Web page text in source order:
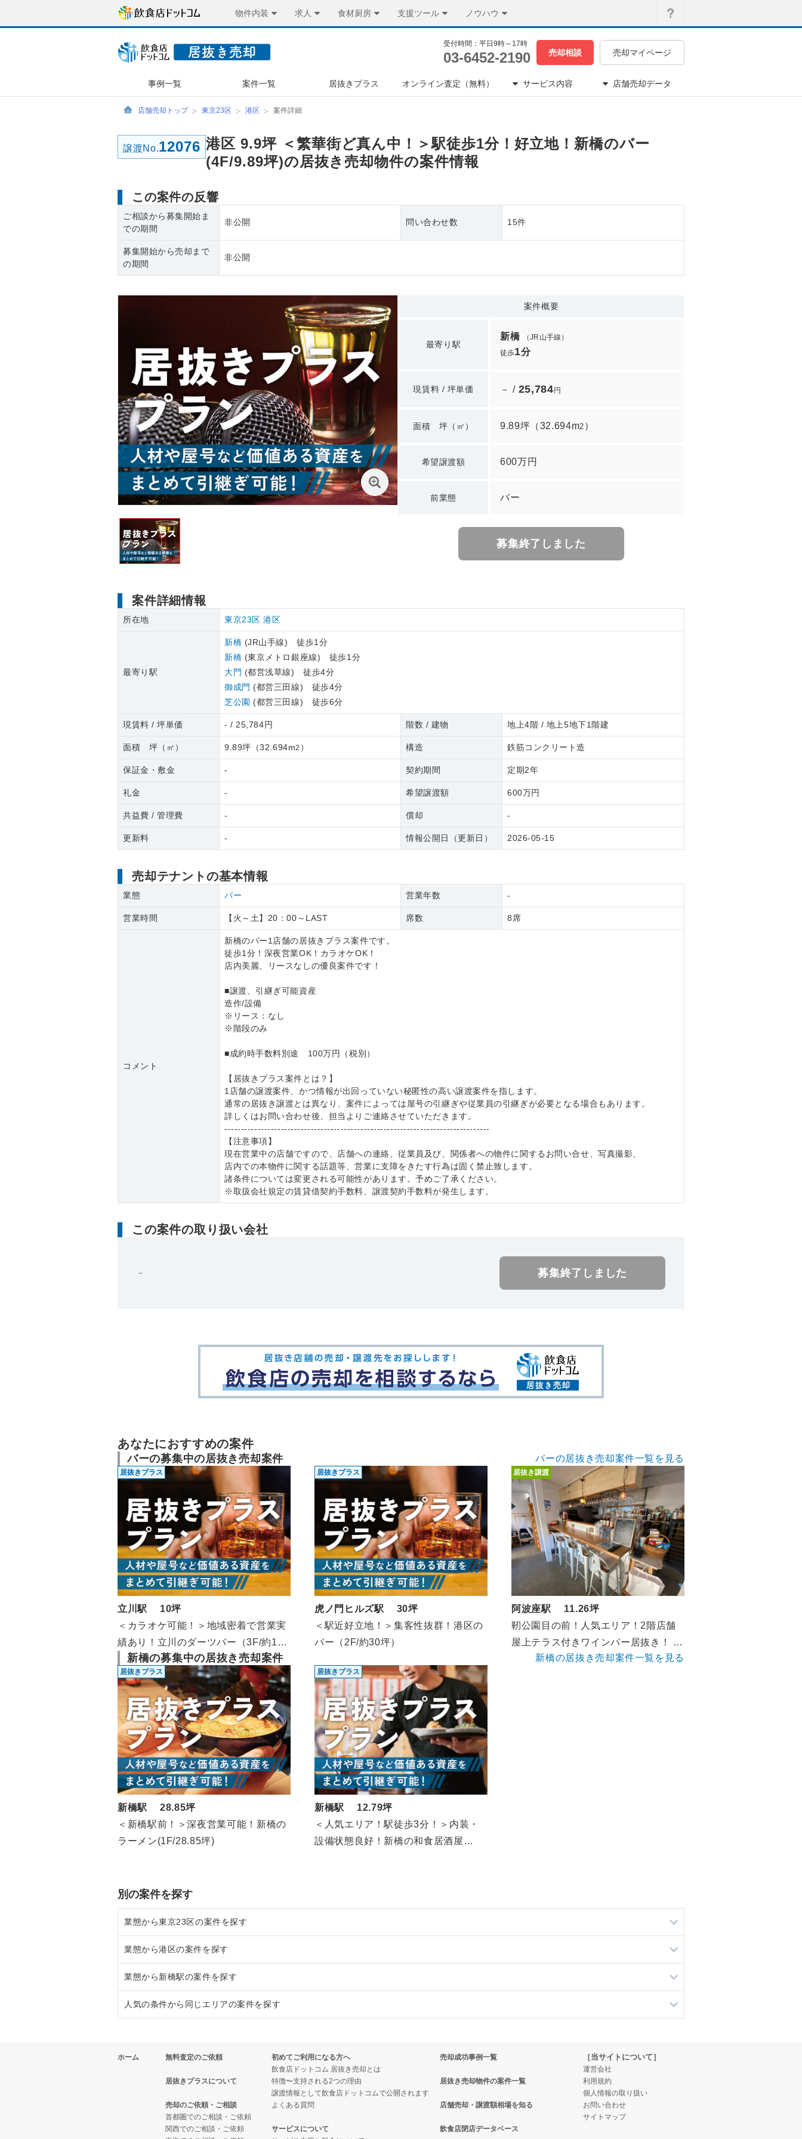
物件内装 求人 食材厨房 支援ツール ノウハウ
受付時間：平日9時～17時
03-6452-2190 売却相談 売却マイページ
事例一覧 案件一覧 居抜きプラス オンライン査定（無料） サービス内容 店舗売却データ
店舗売却トップ 東京23区 港区 案件詳細
譲渡No.12076 港区 9.9坪 ＜繁華街ど真ん中！＞駅徒歩1分！好立地！新橋のバー
(4F/9.89坪)の居抜き売却物件の案件情報
この案件の反響
ご相談から募集開始ま
での期間
非公開 問い合わせ数 15件
募集開始から売却まで
の期間
非公開
案件概要
最寄り駅
新橋
（JR山手線）
徒歩1分
現賃料 / 坪単価 － / 25,784 円
面積 坪（㎡） 9.89坪 （32.694m2 ）
希望譲渡額 600万円
前業態 バー
募集終了しました
案件詳細情報
所在地 東京23区 港区
最寄り駅
新橋 (JR山手線) 徒歩1分
新橋 (東京メトロ銀座線) 徒歩1分
大門 (都営浅草線) 徒歩4分
御成門 (都営三田線) 徒歩4分
芝公園 (都営三田線) 徒歩6分
現賃料 / 坪単価 - / 25,784円 階数 / 建物 地上4階 / 地上5地下1階建
面積 坪（㎡） 9.89坪 （32.694m2 ） 構造 鉄筋コンクリート造
保証金・敷金 - 契約期間 定期2年
礼金 - 希望譲渡額 600万円
共益費 / 管理費 - 償却 -
更新料 - 情報公開日（更新日） 2026-05-15
売却テナントの基本情報
業態 バー 営業年数 -
営業時間 【火～土】20：00～LAST 席数 8席
コメント
新橋のバー1店舗の居抜きプラス案件です。
徒歩1分！深夜営業OK！カラオケOK！
店内美麗、リースなしの優良案件です！
■譲渡、引継ぎ可能資産
造作/設備
※リース：なし
※階段のみ
■成約時手数料別途 100万円（税別）
【居抜きプラス案件とは？】
1店舗の譲渡案件、かつ情報が出回っていない秘匿性の高い譲渡案件を指します。
通常の居抜き譲渡とは異なり、案件によっては屋号の引継ぎや従業員の引継ぎが必要となる場合もあります。
詳しくはお問い合わせ後、担当よりご連絡させていただきます。
--------------------------------------------------------------------------------
【注意事項】
現在営業中の店舗ですので、店舗への連絡、従業員及び、関係者への物件に関するお問い合せ、写真撮影、
店内での本物件に関する話題等、営業に支障をきたす行為は固く禁止致します。
諸条件については変更される可能性があります。予めご了承ください。
※取扱会社規定の賃貸借契約手数料、譲渡契約手数料が発生します。
この案件の取り扱い会社
－ 募集終了しました
あなたにおすすめの案件
バーの募集中の居抜き売却案件 バーの居抜き売却案件一覧を見る
居抜きプラス
立川駅 10坪
＜カラオケ可能！＞地域密着で営業実
績あり！立川のダーツバー（3F/約10
坪）
居抜きプラス
虎ノ門ヒルズ駅 30坪
＜駅近好立地！＞集客性抜群！港区の
バー（2F/約30坪）
居抜き譲渡
阿波座駅 11.26坪
靭公園目の前！人気エリア！2階店舗
屋上テラス付きワインバー居抜き！ 飲
食相談可能！！
新橋の募集中の居抜き売却案件 新橋の居抜き売却案件一覧を見る
居抜きプラス
新橋駅 28.85坪
＜新橋駅前！＞深夜営業可能！新橋の
ラーメン(1F/28.85坪)
居抜きプラス
新橋駅 12.79坪
＜人気エリア！駅徒歩3分！＞内装・
設備状態良好！新橋の和食居酒屋
別の案件を探す
業態から東京23区の案件を探す
東京23区のラーメンの居抜き売却物件の案件一覧
東京23区のフランス料理の居抜き売却物件の案件一覧
東京23区のイタリア料理の居抜き売却物件の案件一覧
東京23区のそば・うどんの居抜き売却物件の案件一覧
東京23区の寿司の居抜き売却物件の案件一覧
東京23区の焼肉の居抜き売却物件の案件一覧
業態から港区の案件を探す
港区のラーメンの居抜き売却物件の案件一覧
港区のフランス料理の居抜き売却物件の案件一覧
港区の中華の居抜き売却物件の案件一覧
港区のそば・うどんの居抜き売却物件の案件一覧
港区の寿司の居抜き売却物件の案件一覧
業態から新橋駅の案件を探す
新橋駅のラーメンの居抜き売却物件の案件一覧
新橋駅のイタリア料理の居抜き売却物件の案件一覧
新橋駅の中華の居抜き売却物件の案件一覧
新橋駅のそば・うどんの居抜き売却物件の案件一覧
人気の条件から同じエリアの案件を探す
港区の10坪以下の飲食店の居抜き売却物件の案件一覧
新橋駅の10坪以下の飲食店の居抜き売却物件の案件一覧
東京23区の10坪以下のバーの居抜き売却物件の案件一覧
ホーム 無料査定のご依頼
居抜きプラスについて
売却のご依頼・ご相談
首都圏でのご相談・ご依頼
関西でのご相談・ご依頼
初めてご利用になる方へ
飲食店ドットコム 居抜き売却とは
特徴〜支持される2つの理由
譲渡情報として飲食店ドットコムで公開されます
よくある質問
サービスについて
売却成功事例一覧
居抜き売却物件の案件一覧
店舗売却・譲渡額相場を知る
飲食店閉店データベース
［当サイトについて］
運営会社
利用規約
個人情報の取り扱い
お問い合わせ
サイトマップ